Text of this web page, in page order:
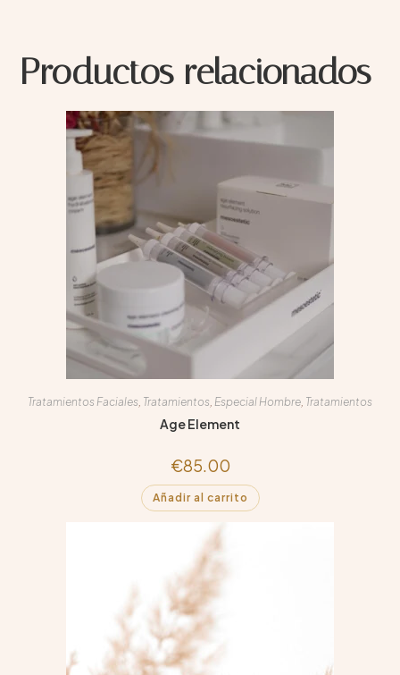
Productos relacionados
Tratamientos Faciales Tratamientos Especial Hombre Tratamientos
Age Element
€85.00
Añadir al carrito